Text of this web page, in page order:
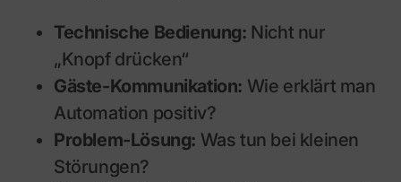
Technische Bedienung: Nicht nur
„Knopf drücken“
Gäste-Kommunikation: Wie erklärt man
Automation positiv?
Problem-Lösung: Was tun bei kleinen
Störungen?